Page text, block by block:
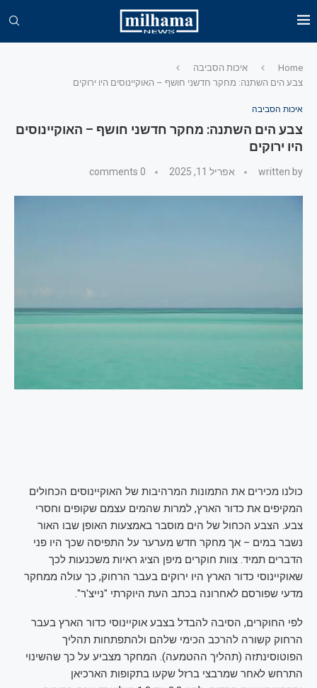
Home
איכות הסביבה
צבע הים השתנה: מחקר חדשני חושף – האוקיינוסים היו ירוקים
איכות הסביבה
צבע הים השתנה: מחקר חדשני חושף – האוקיינוסים
היו ירוקים
written by אפריל 11, 2025 0 comments
כולנו מכירים את התמונות המרהיבות של האוקיינוסים הכחולים
המקיפים את כדור הארץ, למרות שהמים עצמם שקופים וחסרי
צבע. הצבע הכחול של הים מוסבר באמצעות האופן שבו האור
נשבר במים – אך מחקר חדש מערער על התפיסה שכך היו פני
הדברים תמיד. צוות חוקרים מיפן הציג ראיות משכנעות לכך
שאוקיינוסי כדור הארץ היו ירוקים בעבר הרחוק, כך עולה ממחקר
מדעי שפורסם לאחרונה בכתב העת היוקרתי "נייצ'ר".
לפי החוקרים, הסיבה להבדל בצבע אוקיינוסי כדור הארץ בעבר
הרחוק קשורה להרכב הכימי שלהם ולהתפתחות תהליך
הפוטוסינתזה (תהליך ההטמעה). המחקר מצביע על כך שהשינוי
התרחש לאחר שמרבצי ברזל שקעו בתקופות הארכיאן